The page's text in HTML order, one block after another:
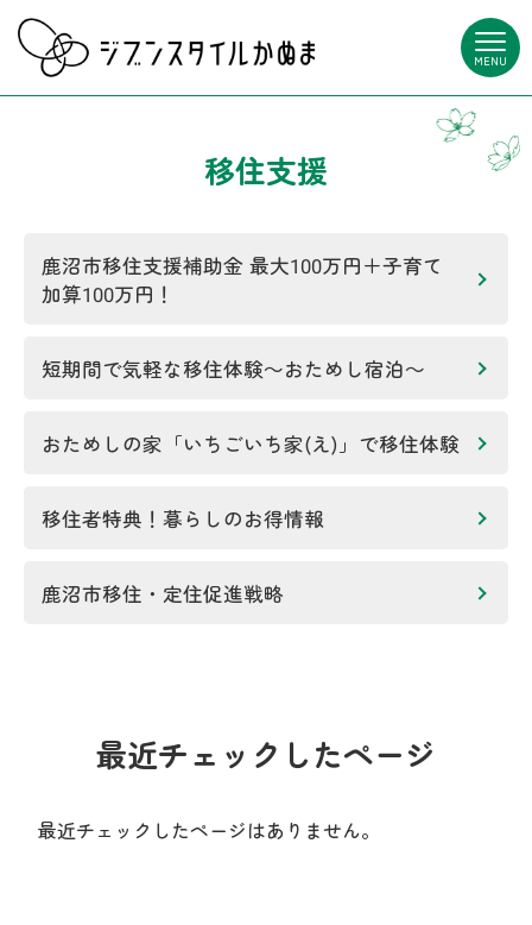
MENU
移住支援
鹿沼市移住支援補助金 最大100万円＋子育て
加算100万円！
短期間で気軽な移住体験～おためし宿泊～
おためしの家「いちごいち家(え)」で移住体験
移住者特典！暮らしのお得情報
鹿沼市移住・定住促進戦略
最近チェックしたページ
最近チェックしたページはありません。